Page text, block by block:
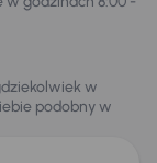
w
podobny w